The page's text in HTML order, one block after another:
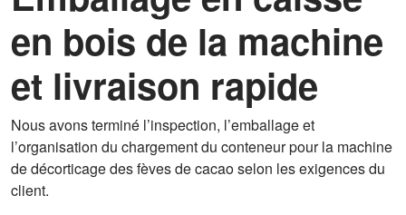
en bois de la machine
et livraison rapide
Nous avons terminé l’inspection, l’emballage et
l’organisation du chargement du conteneur pour la machine
de décorticage des fèves de cacao selon les exigences du
client.